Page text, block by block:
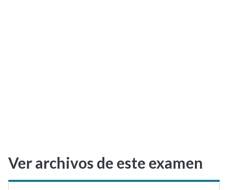
Ver archivos de este examen